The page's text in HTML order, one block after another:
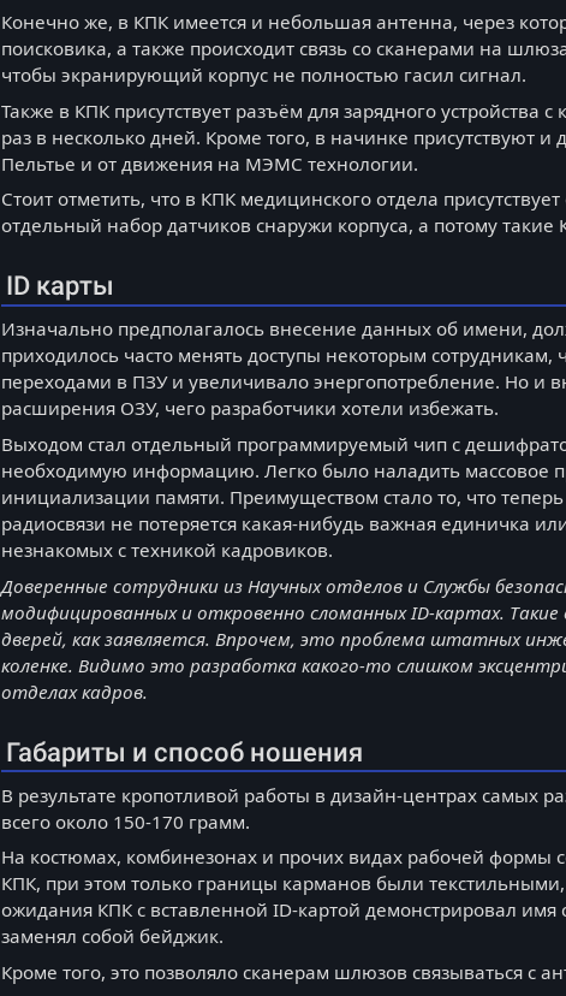
Конечно же, в КПК имеется и небольшая антенна, через
поисковика, а также происходит связь со сканерами на
чтобы экранирующий корпус не полностью гасил сигнал.
Также в КПК присутствует разъём для зарядного устройства
раз в несколько дней. Кроме того, в начинке присутствуют
Пельтье и от движения на МЭМС технологии.
Стоит отметить, что в КПК медицинского отдела
отдельный набор датчиков снаружи корпуса, а потому
ID карты
Изначально предполагалось внесение данных об имени,
приходилось часто менять доступы некоторым
переходами в ПЗУ и увеличивало энергопотребление. Но и
расширения ОЗУ, чего разработчики хотели избежать.
Выходом стал отдельный программируемый чип с
необходимую информацию. Легко было наладить массовое
инициализации памяти. Преимуществом стало то, что
радиосвязи не потеряется какая-нибудь важная единичка
незнакомых с техникой кадровиков.
Доверенные сотрудники из Научных отделов и Службы
модифицированных и откровенно сломанных ID-картах.
дверей, как заявляется. Впрочем, это проблема штатных
коленке. Видимо это разработка какого-то слишком
отделах кадров.
Габариты и способ ношения
В результате кропотливой работы в дизайн-центрах самых
всего около 150-170 грамм.
На костюмах, комбинезонах и прочих видах рабочей
КПК, при этом только границы карманов были
ожидания КПК с вставленной ID-картой демонстрировал
заменял собой бейджик.
Кроме того, это позволяло сканерам шлюзов связываться с